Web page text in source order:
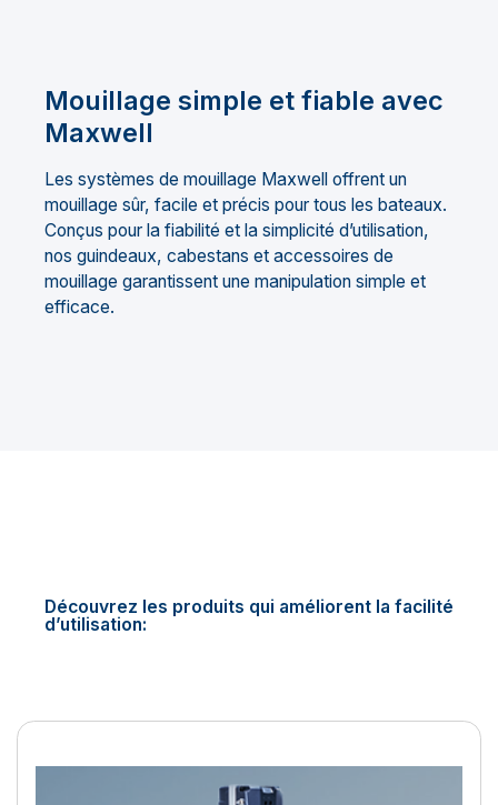
Mouillage simple et fiable avec
Maxwell
Les systèmes de mouillage Maxwell offrent un
mouillage sûr, facile et précis pour tous les bateaux.
Conçus pour la fiabilité et la simplicité d’utilisation,
nos guindeaux, cabestans et accessoires de
mouillage garantissent une manipulation simple et
efficace.
Découvrez les produits qui améliorent la facilité
d’utilisation:
Améliorez votre vie à bord